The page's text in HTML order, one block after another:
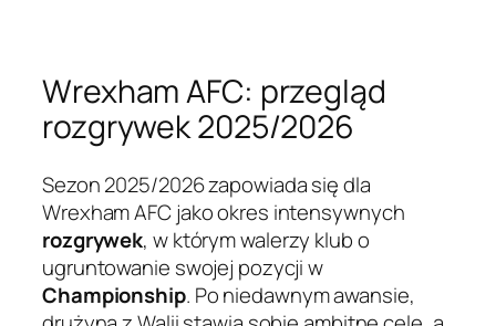
Wrexham AFC: przegląd
rozgrywek 2025/2026
Sezon 2025/2026 zapowiada się dla
Wrexham AFC jako okres intensywnych
rozgrywek, w którym walerzy klub o
ugruntowanie swojej pozycji w
Championship. Po niedawnym awansie,